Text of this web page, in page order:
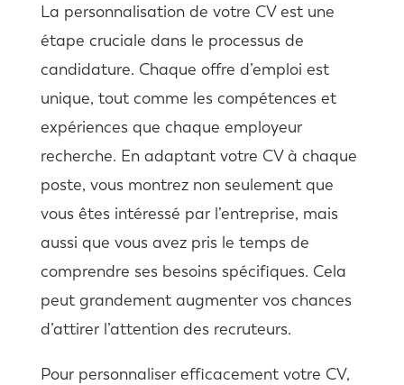
La personnalisation de votre CV est une
étape cruciale dans le processus de
candidature. Chaque offre d’emploi est
unique, tout comme les compétences et
expériences que chaque employeur
recherche. En adaptant votre CV à chaque
poste, vous montrez non seulement que
vous êtes intéressé par l’entreprise, mais
aussi que vous avez pris le temps de
comprendre ses besoins spécifiques. Cela
peut grandement augmenter vos chances
d’attirer l’attention des recruteurs.
Pour personnaliser efficacement votre CV,